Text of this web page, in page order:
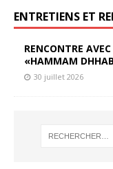
ENTRETIENS ET
RENCONTRE
«HAMMAM
30 juillet 2026